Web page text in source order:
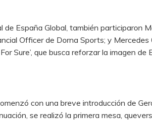
España Global, también participaron
Officer de Dorna Sports; y
Sure’, que busca reforzar la imagen de
con una breve introducción de
se realizó la primera mesa,